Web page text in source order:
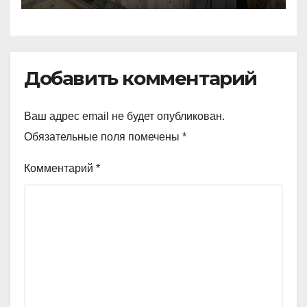
Добавить комментарий
Ваш адрес email не будет опубликован.
Обязательные поля помечены *
Комментарий *